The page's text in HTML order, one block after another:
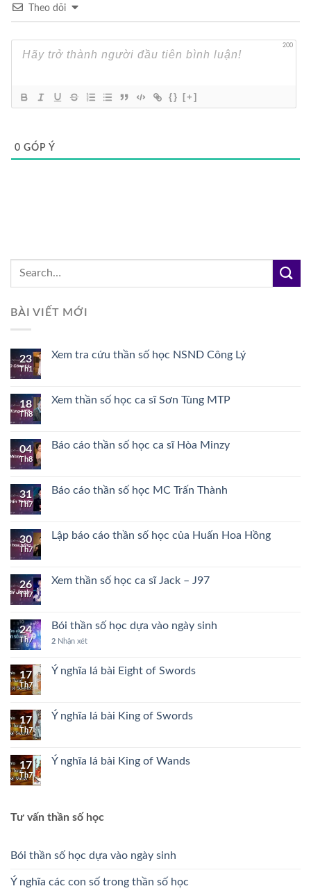
Theo dõi
200
{} [+]
0 GÓP Ý
BÀI VIẾT MỚI
23
Th1
Xem tra cứu thần số học NSND Công Lý
18
Th8
Xem thần số học ca sĩ Sơn Tùng MTP
04
Th8
Báo cáo thần số học ca sĩ Hòa Minzy
31
Th7
Báo cáo thần số học MC Trấn Thành
30
Th7
Lập báo cáo thần số học của Huấn Hoa Hồng
26
Th7
Xem thần số học ca sĩ Jack – J97
24
Th7
Bói thần số học dựa vào ngày sinh
2 Nhận xét
17
Th7
Ý nghĩa lá bài Eight of Swords
17
Th7
Ý nghĩa lá bài King of Swords
17
Th7
Ý nghĩa lá bài King of Wands
Tư vấn thần số học
Bói thần số học dựa vào ngày sinh
Ý nghĩa các con số trong thần số học